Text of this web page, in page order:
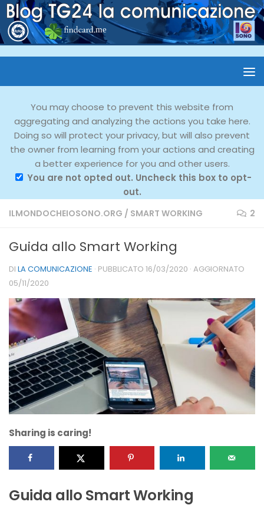
You may choose to prevent this website from
aggregating and analyzing the actions you take here.
Doing so will protect your privacy, but will also prevent
the owner from learning from your actions and creating
a better experience for you and other users.
You are not opted out. Uncheck this box to opt-
out.
ILMONDOCHEIOSONO.ORG / SMART WORKING 2
Guida allo Smart Working
DI LA COMUNICAZIONE · PUBBLICATO 16/03/2020 · AGGIORNATO
05/11/2020
Sharing is caring!
Guida allo Smart Working